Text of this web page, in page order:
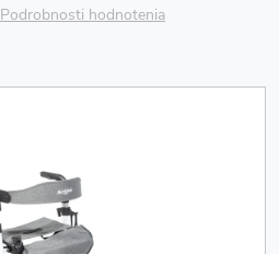
Podrobnosti hodnotenia